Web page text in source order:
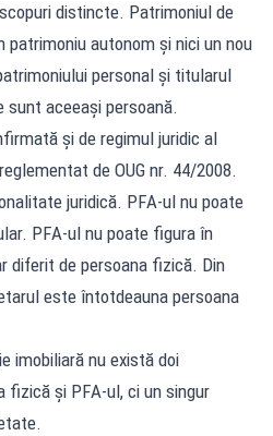
distincte. Patrimoniul de
autonom și nici un nou
personal și titularul
aceeași persoană.
și de regimul juridic al
de OUG nr. 44/2008.
juridică. PFA-ul nu poate
PFA-ul nu poate figura în
diferit de persoana fizică. Din
este întotdeauna persoana
imobiliară nu există doi
fizică și PFA-ul, ci un singur